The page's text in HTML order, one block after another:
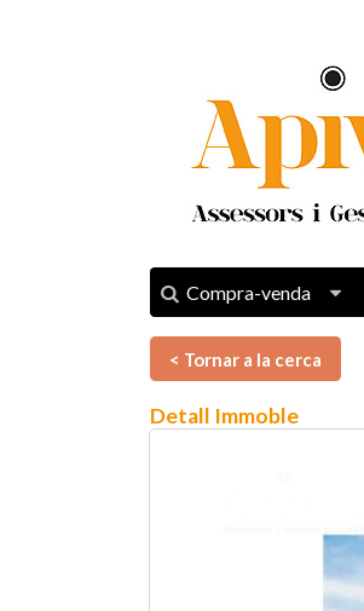
Compra-venda
< Tornar a la cerca
Detall Immoble